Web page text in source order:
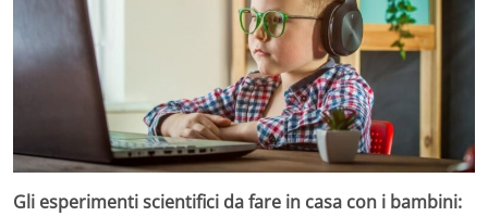
Gli esperimenti scientifici da fare in casa con i bambini: